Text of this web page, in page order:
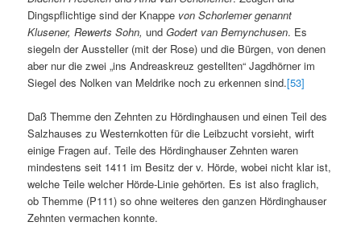
Dingspflichtige sind der Knappe von Schorlemer genannt
Klusener, Rewerts Sohn, und Godert van Bernynchusen. Es
siegeln der Aussteller (mit der Rose) und die Bürgen, von denen
aber nur die zwei „ins Andreaskreuz gestellten“ Jagdhörner im
Siegel des Nolken van Meldrike noch zu erkennen sind.[53]
Daß Themme den Zehnten zu Hördinghausen und einen Teil des
Salzhauses zu Westernkotten für die Leibzucht vorsieht, wirft
einige Fragen auf. Teile des Hördinghauser Zehnten waren
mindestens seit 1411 im Besitz der v. Hörde, wobei nicht klar ist,
welche Teile welcher Hörde-Linie gehörten. Es ist also fraglich,
ob Themme (P111) so ohne weiteres den ganzen Hördinghauser
Zehnten vermachen konnte.